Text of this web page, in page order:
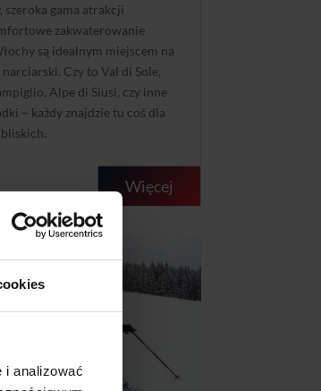
i analizować
szeroka gama atrakcji
zakwaterowanie
są idealnym miejscem na
Czy to Val di Sole,
Alpe di Siusi, czy inne
– każdy znajdzie tu coś dla
Więcej